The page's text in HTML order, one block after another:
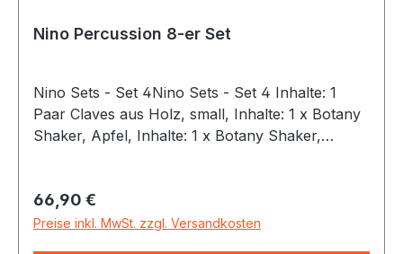
Nino Percussion 8-er Set
Nino Sets - Set 4Nino Sets - Set 4 Inhalte: 1
Paar Claves aus Holz, small, Inhalte: 1 x Botany
Shaker, Apfel, Inhalte: 1 x Botany Shaker,
Holz Guiro, Inhalte: 1 x Triangel 4, Farbe: Multi
Color, jedes Instrument hat ein individuelles
Regulärer Preis:
66,90 €
Preise inkl. MwSt. zzgl. Versandkosten